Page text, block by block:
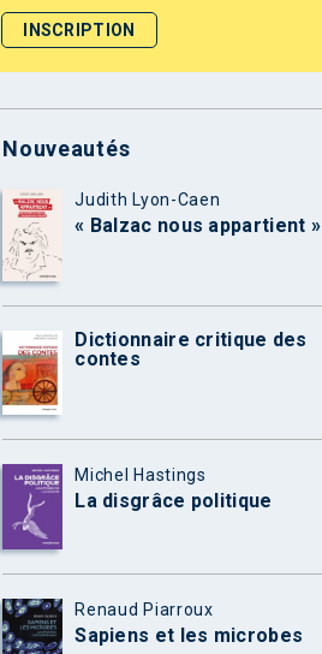
Nouveautés
Judith Lyon-Caen
« Balzac nous appartient »
Dictionnaire critique des
contes
Michel Hastings
La disgrâce politique
Renaud Piarroux
Sapiens et les microbes